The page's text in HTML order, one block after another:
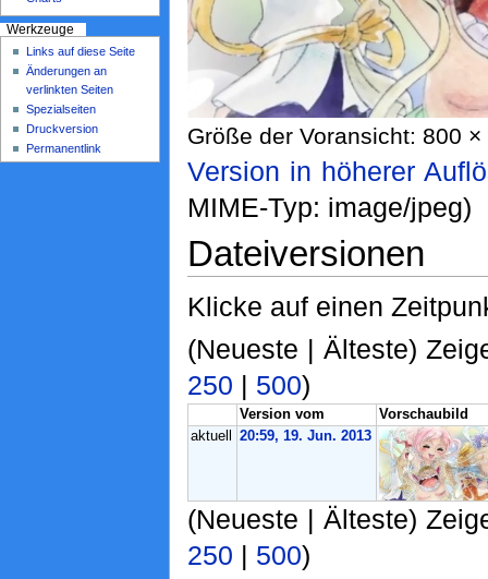
Größe der Voransicht: 800
Version in höherer
MIME-Typ: image/jpeg)
Dateiversionen
Klicke auf einen
(Neueste | Älteste)
250 | 500)
Version vom
Vorschaubild
aktuell
20:59, 19. Jun. 2013
(Neueste | Älteste)
250 | 500)
Werkzeuge
Links auf diese Seite
Änderungen an
verlinkten Seiten
Spezialseiten
Druckversion
Permanentlink